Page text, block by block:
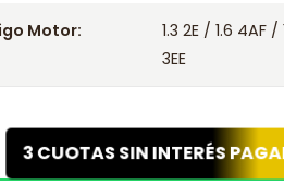
Motor:
1.3 2E / 1.6 4AF /
3EE
3 CUOTAS SIN INTERÉS